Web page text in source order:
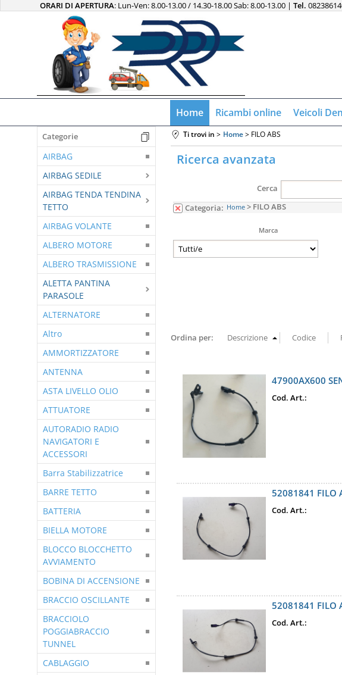
ORARI DI APERTURA: Lun-Ven: 8.00-13.00 / 14.30-18.00 Sab: 8.00-13.00 | Tel.
Home Ricambi online Veicoli
Categorie
AIRBAG
AIRBAG SEDILE
AIRBAG TENDA TENDINA
TETTO
AIRBAG VOLANTE
ALBERO MOTORE
ALBERO TRASMISSIONE
ALETTA PANTINA
PARASOLE
ALTERNATORE
Altro
AMMORTIZZATORE
ANTENNA
ASTA LIVELLO OLIO
ATTUATORE
AUTORADIO RADIO
NAVIGATORI E
ACCESSORI
Barra Stabilizzatrice
BARRE TETTO
BATTERIA
BIELLA MOTORE
BLOCCO BLOCCHETTO
AVVIAMENTO
BOBINA DI ACCENSIONE
BRACCIO OSCILLANTE
BRACCIOLO
POGGIABRACCIO
TUNNEL
CABLAGGIO
Ti trovi in Home FILO ABS
Ricerca avanzata
Cerca
Categoria: Home > FILO ABS
Marca
Ordina per:
47900AX600
Cod. Art.:
52081841 FILO
Cod. Art.:
52081841 FILO
Cod. Art.: